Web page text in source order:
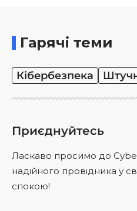
Гарячі теми
Кібербезпека
Приєднуйтесь
Ласкаво просимо до
надійного провідника у
спокою!